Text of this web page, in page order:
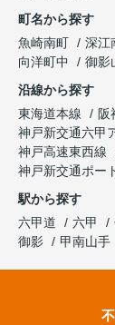
町名から探す
魚崎南町
深江
向洋町中
御影
沿線から探す
東海道本線
阪
神戸新交通六甲
神戸高速東西線
神戸新交通ポー
駅から探す
六甲道
六甲
御影
甲南山手